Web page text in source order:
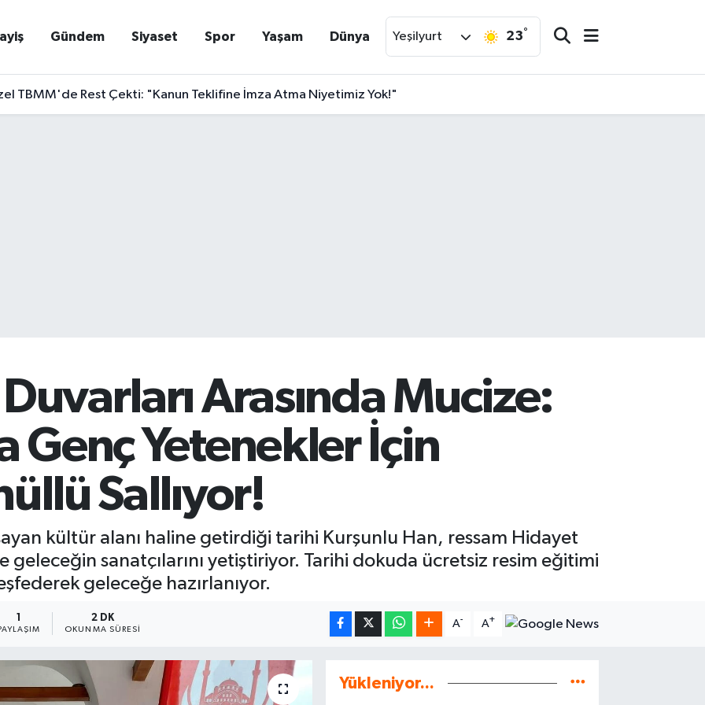
Gündem Siyaset Spor Yaşam Dünya Yeşilyurt 23°
TBMM'de Rest Çekti: "Kanun Teklifine İmza Atma Niyetimiz Yok!"
Arasında Mucize:
Genç Yetenekler İçin
Sallıyor!
kültür alanı haline getirdiği tarihi Kurşunlu Han, ressam Hidayet
sanatçılarını yetiştiriyor. Tarihi dokuda ücretsiz resim eğitimi
geleceğe hazırlanıyor.
PAYLAŞIM
2 DK
OKUNMA SÜRESI
A- A+
Yükleniyor...